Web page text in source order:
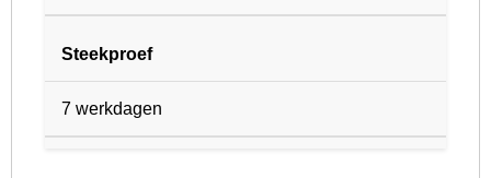
Steekproef
7 werkdagen